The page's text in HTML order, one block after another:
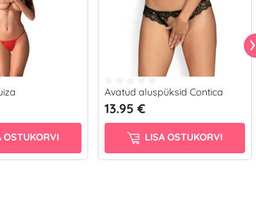
OSTUKORVI
Avatud aluspüksid Contica
13.95 €
LISA OSTUKORVI